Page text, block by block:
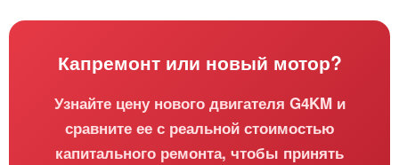
Капремонт или новый мотор?
Узнайте цену нового двигателя G4KM и
сравните ее с реальной стоимостью
капитального ремонта, чтобы принять